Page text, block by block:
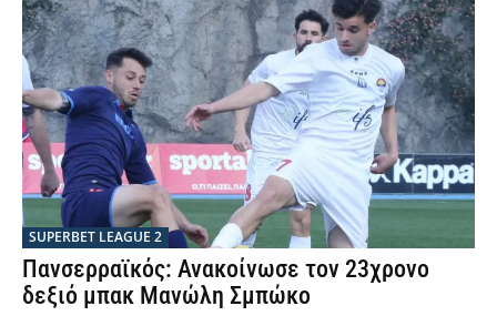
SUPERBET LEAGUE 2
Πανσερραϊκός: Ανακοίνωσε τον 23χρονο
δεξιό μπακ Μανώλη Σμπώκο